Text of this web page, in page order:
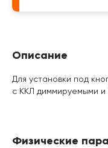
Описание
Для установки под
с ККЛ диммируемыми и
Физические